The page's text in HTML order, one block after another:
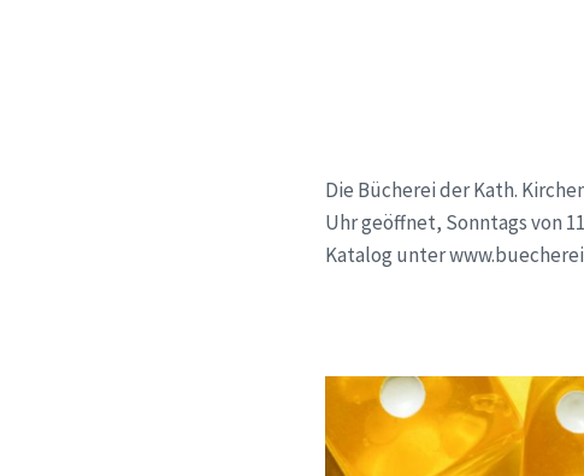
Die Bücherei der Kath.
Uhr geöffnet, Sonntags von
Katalog unter